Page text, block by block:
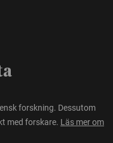
forskning. Dessutom
med forskare. Läs mer om